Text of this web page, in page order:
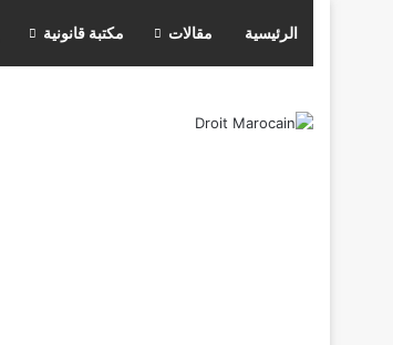
الرئيسية مقالات مكتبة قانونية